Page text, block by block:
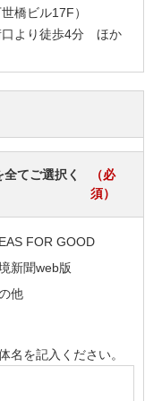
橋ビル17F）
口より徒歩4分 ほか
てご選択く
（必
須）
FOR GOOD
新聞web版
他
名を記入ください。